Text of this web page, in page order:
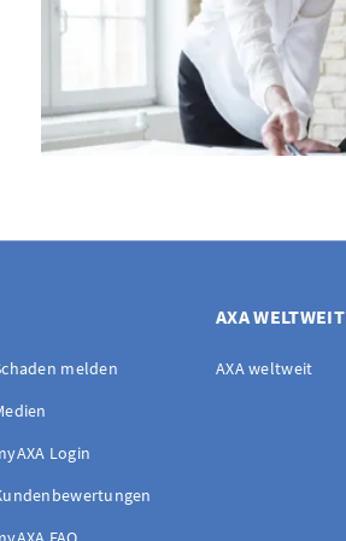
melden
Login
AXA WELTWEIT
AXA weltweit